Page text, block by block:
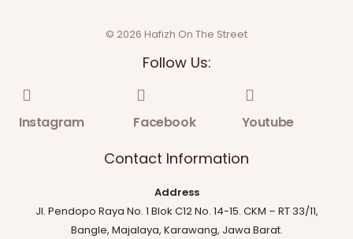
© 2026 Hafizh On The Street
Follow Us:
Instagram Facebook Youtube
Contact Information
Address
Jl. Pendopo Raya No. 1 Blok C12 No. 14-15. CKM – RT 33/11,
Bangle, Majalaya, Karawang, Jawa Barat.